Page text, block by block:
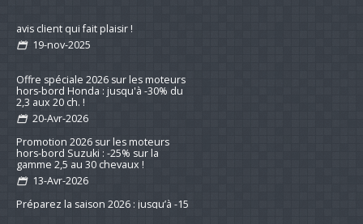
Remotorisation d'un voilier suivi d'un
avis client qui fait plaisir !
Offre spéciale 2026 sur les moteurs
hors-bord Honda : jusqu'à -30% du
2,3 aux 20 ch. !
Promotion 2026 sur les moteurs
hors-bord Suzuki : -25% sur la
gamme 2,5 au 30 chevaux !